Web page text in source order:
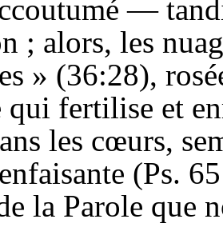
—
; alors, les
» (36:28),
qui fertilise et
les cœurs,
(Ps.
la Parole que